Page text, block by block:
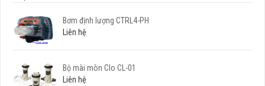
Bơm định lượng CTRL4-PH
Liên hệ
Bộ mài mòn Clo CL-01
Liên hệ